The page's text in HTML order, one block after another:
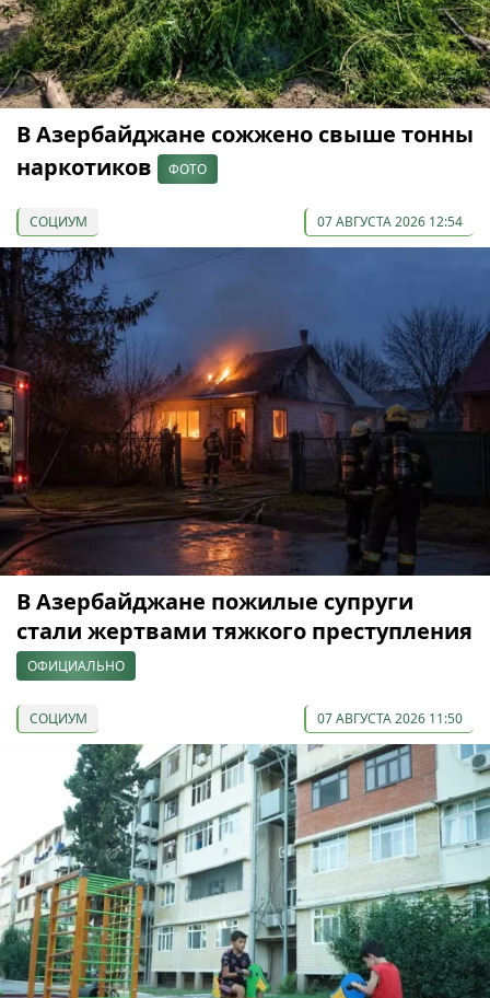
В Азербайджане сожжено свыше тонны
наркотиков
ФОТО
СОЦИУМ 07 АВГУСТА 2026 12:54
В Азербайджане пожилые супруги
стали жертвами тяжкого преступления
ОФИЦИАЛЬНО
СОЦИУМ 07 АВГУСТА 2026 11:50